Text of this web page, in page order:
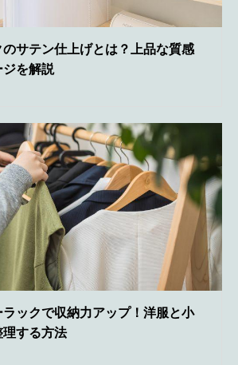
サテン仕上げとは？上品な質感
ジを解説
ックで収納力アップ！洋服と小
する方法